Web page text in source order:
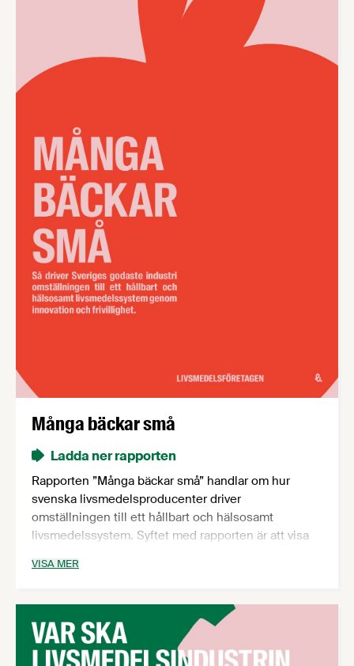
Många bäckar små
Ladda ner rapporten
Rapporten ”Många bäckar små” handlar om hur
svenska livsmedelsproducenter driver
omställningen till ett hållbart och hälsosamt
livsmedelssystem. Syftet med rapporten är att visa
mycket som kan åstadkommas genom innovation,
förändringar, modifieringar, projekt och initiativ.
Rapporten bygger på 24 exempel på hur svenska
livsmedelsproducenter arbetar med hälso- och
hållbarhetsfrågor.
VISA MER